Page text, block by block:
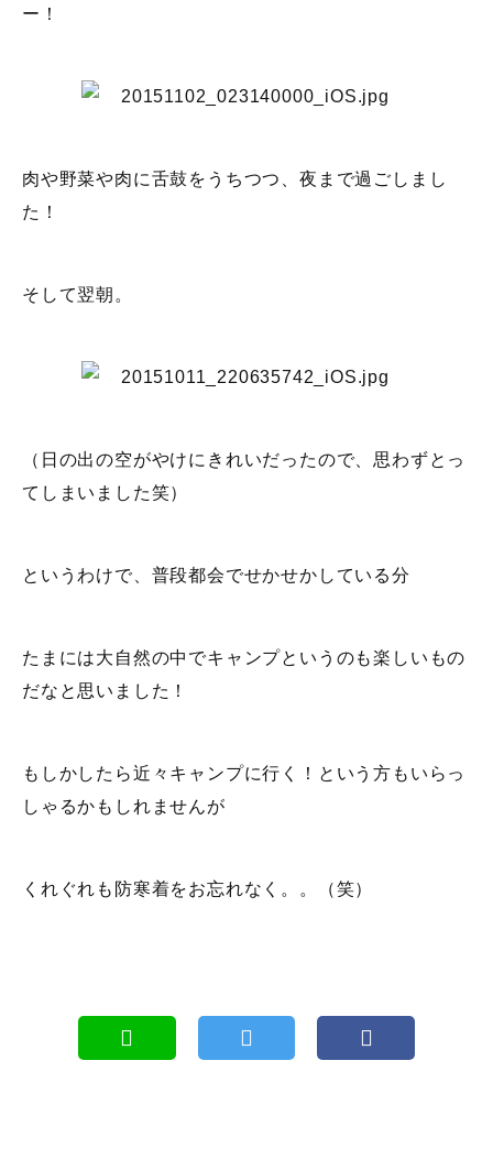
ー！
肉や野菜や肉に舌鼓をうちつつ、夜まで過ごしまし
た！
そして翌朝。
（日の出の空がやけにきれいだったので、思わずとっ
てしまいました笑）
というわけで、普段都会でせかせかしている分
たまには大自然の中でキャンプというのも楽しいもの
だなと思いました！
もしかしたら近々キャンプに行く！という方もいらっ
しゃるかもしれませんが
くれぐれも防寒着をお忘れなく。。（笑）